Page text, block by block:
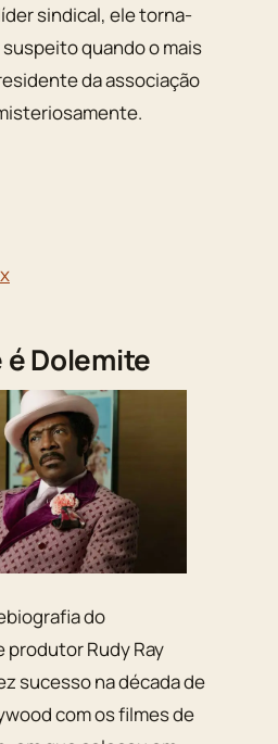
sindical, ele torna-
quando o mais
da associação
é Dolemite
do
produtor Rudy Ray
sucesso na década de
com os filmes de